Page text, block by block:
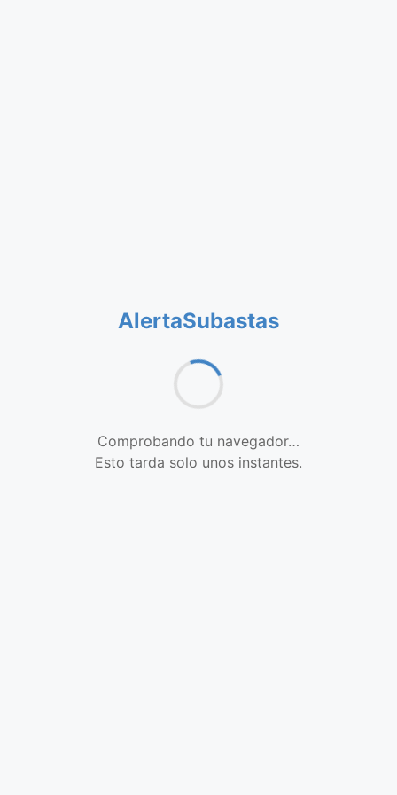
AlertaSubastas
Comprobando tu navegador…
Esto tarda solo unos instantes.